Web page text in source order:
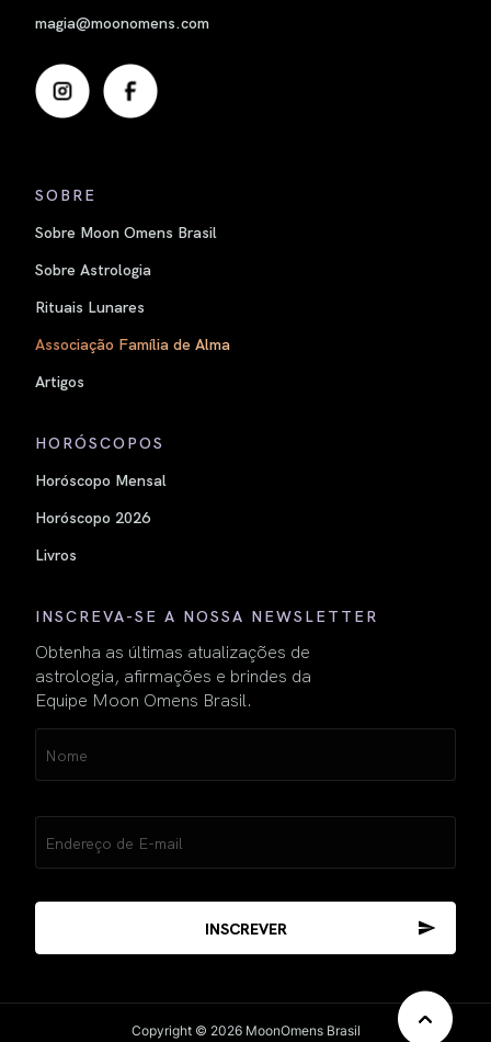
magia@moonomens.com
SOBRE
Sobre Moon Omens Brasil
Sobre Astrologia
Rituais Lunares
Associação Família de Alma
Artigos
HORÓSCOPOS
Horóscopo Mensal
Horóscopo 2026
Livros
INSCREVA-SE A NOSSA NEWSLETTER
Obtenha as últimas atualizações de
astrologia, afirmações e brindes da
Equipe Moon Omens Brasil.
(obrigatório)
(obrigatório)
Copyright © 2026 MoonOmens Brasil